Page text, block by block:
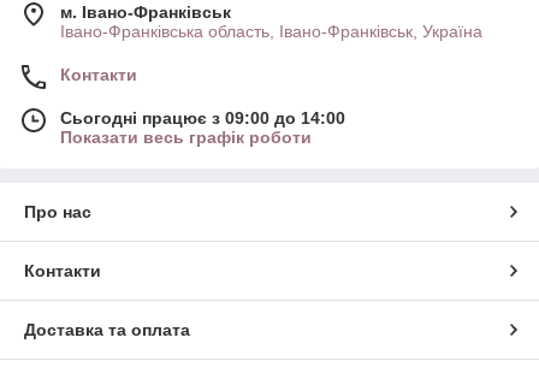
м. Івано-Франківськ
Івано-Франківська область, Івано-Франківськ, Україна
Контакти
Сьогодні працює з 09:00 до 14:00
Показати весь графік роботи
Про нас
Контакти
Доставка та оплата